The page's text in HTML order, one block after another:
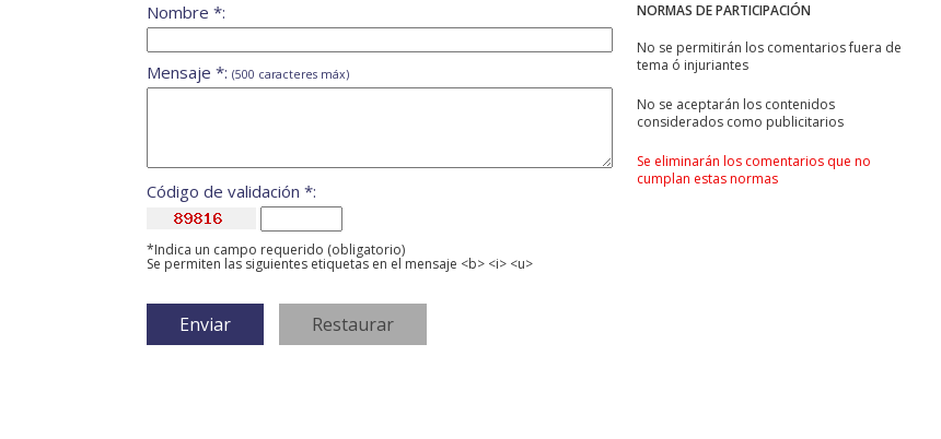
NORMAS DE PARTICIPACIÓN
No se permitirán los comentarios fuera de
tema ó injuriantes
No se aceptarán los contenidos
considerados como publicitarios
Se eliminarán los comentarios que no
cumplan estas normas
Nombre *:
Mensaje *: (500 caracteres máx)
Código de validación *:
*Indica un campo requerido (obligatorio)
Se permiten las siguientes etiquetas en el mensaje <b> <i> <u>